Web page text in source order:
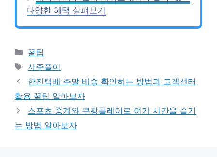
다양한 혜택 살펴보기
카
테
리
꿀팁
태
그
사주풀이
한진택배 주말 배송 확인하는 방법과 고객센터
활용 꿀팁 알아보자
스포츠 중계와 쿠팡플레이로 여가 시간을 즐기
는 방법 알아보자